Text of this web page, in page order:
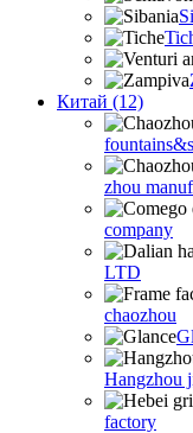
Китай (12)
zhou
company
LTD
chaozhou
Hangzhou
factory